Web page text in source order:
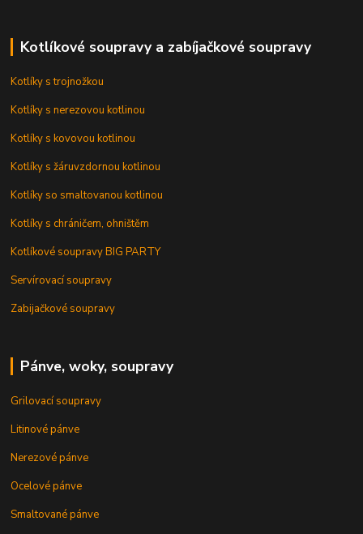
Kotlíkové soupravy a zabíjačkové soupravy
Kotlíky s trojnožkou
Kotlíky s nerezovou kotlinou
Kotlíky s kovovou kotlinou
Kotlíky s žáruvzdornou kotlinou
Kotlíky so smaltovanou kotlinou
Kotlíky s chráničem, ohništěm
Kotlíkové soupravy BIG PARTY
Servírovací soupravy
Zabijačkové soupravy
Pánve, woky, soupravy
Grilovací soupravy
Litinové pánve
Nerezové pánve
Ocelové pánve
Smaltované pánve